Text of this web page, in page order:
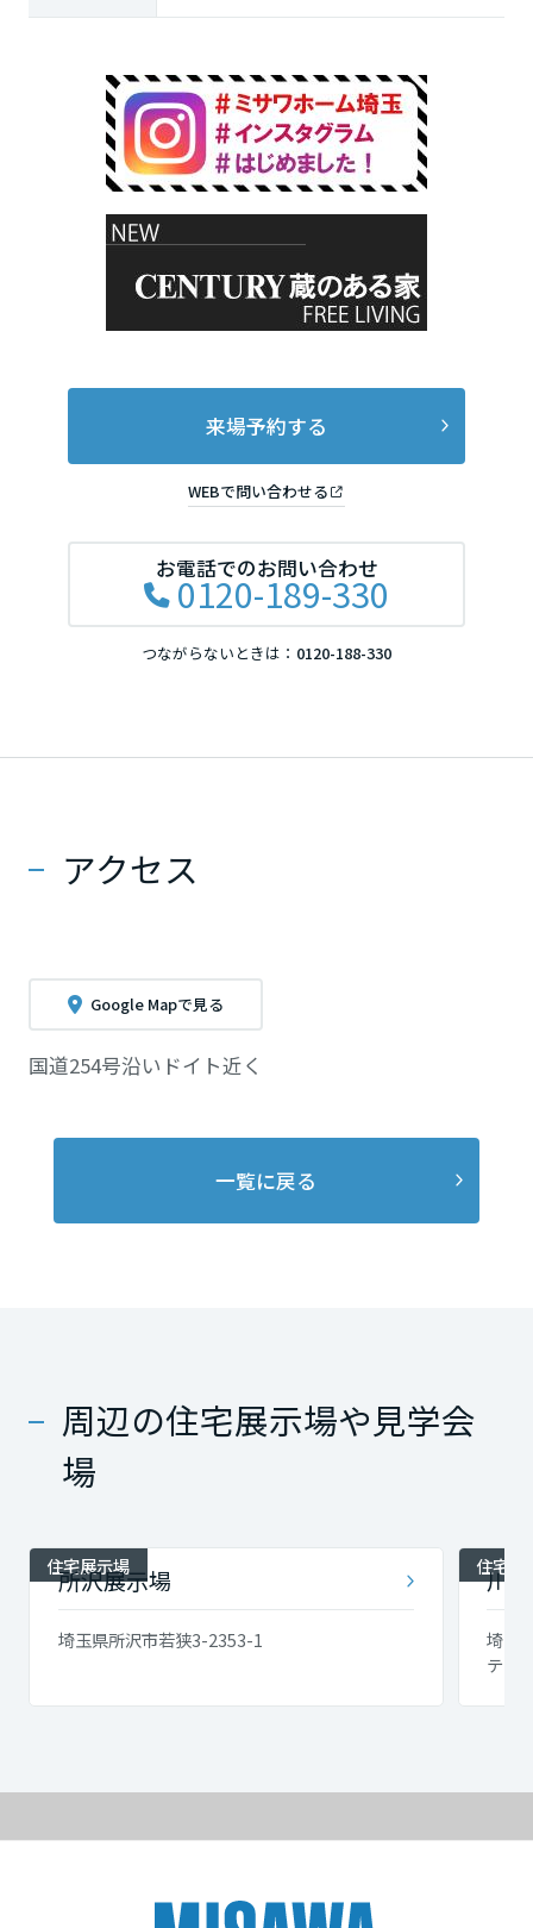
来場予約する
WEBで問い合わせる
お電話でのお問い合わせ
0120-189-330
つながらないときは： 0120-188-330
アクセス
Google Mapで見る
国道254号沿いドイト近く
一覧に戻る
周辺の住宅展示場や見学会
場
住宅展示場
所沢展示場
埼玉県所沢市若狭3-2353-1
住宅展
川
埼玉
テー